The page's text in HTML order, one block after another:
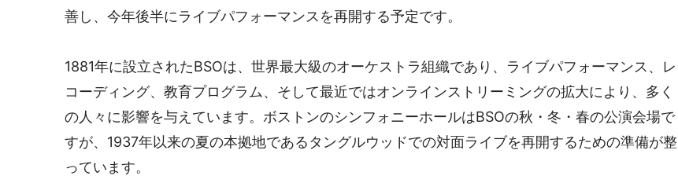
善し、今年後半にライブパフォーマンスを再開する予定です。
1881年に設立されたBSOは、世界最大級のオーケストラ組織であり、ライブパフォーマンス、レ
コーディング、教育プログラム、そして最近ではオンラインストリーミングの拡大により、多く
の人々に影響を与えています。ボストンのシンフォニーホールはBSOの秋・冬・春の公演会場で
すが、1937年以来の夏の本拠地であるタングルウッドでの対面ライブを再開するための準備が整
っています。